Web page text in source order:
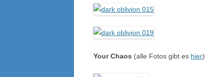
Your Chaos (alle Fotos gibt es hier)